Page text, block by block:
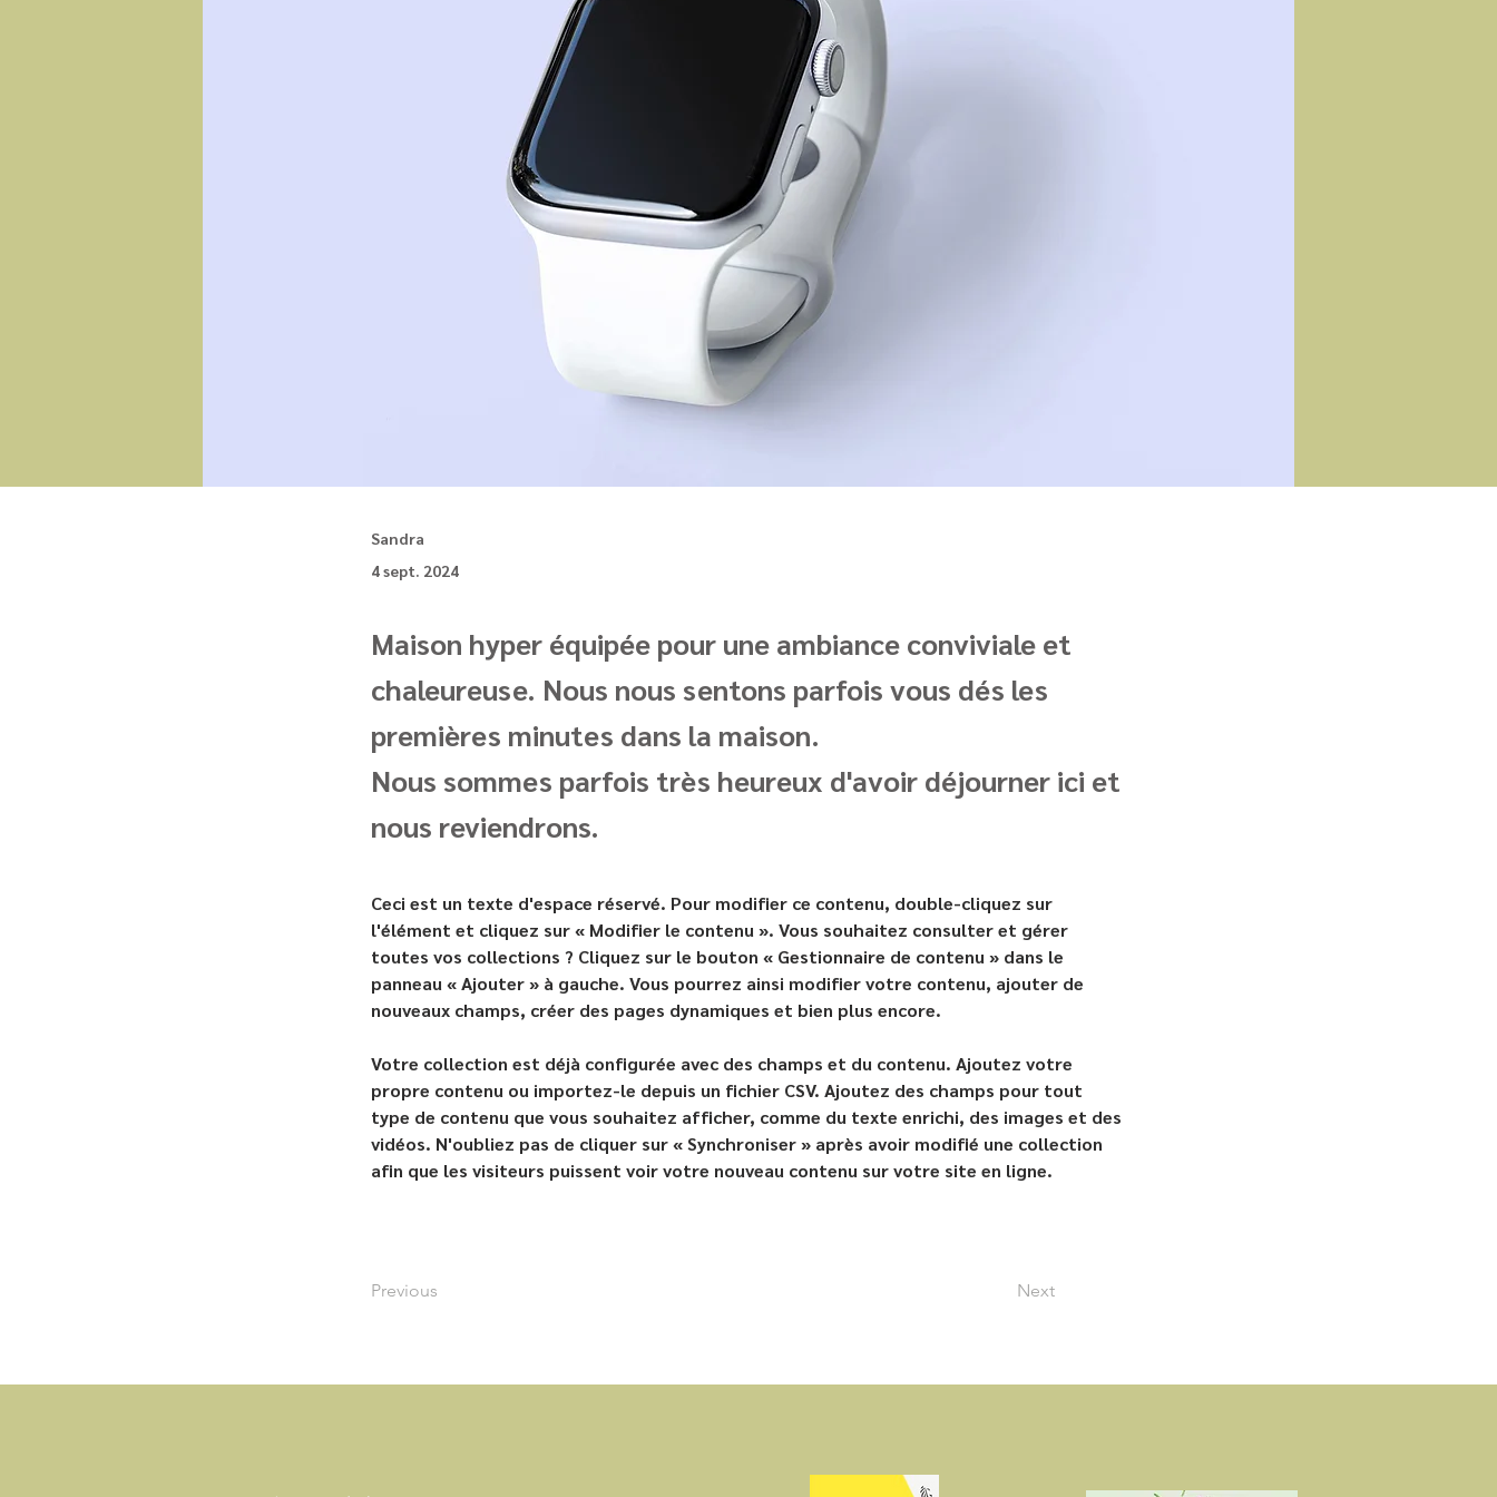
Sandra
4 sept. 2024
Maison hyper équipée pour une ambiance conviviale et
chaleureuse. Nous nous sentons parfois vous dés les
premières minutes dans la maison.
Nous sommes parfois très heureux d'avoir déjourner ici et
nous reviendrons.
Ceci est un texte d'espace réservé. Pour modifier ce contenu, double-cliquez sur
l'élément et cliquez sur « Modifier le contenu ». Vous souhaitez consulter et gérer
toutes vos collections ? Cliquez sur le bouton « Gestionnaire de contenu » dans le
panneau « Ajouter » à gauche. Vous pourrez ainsi modifier votre contenu, ajouter de
nouveaux champs, créer des pages dynamiques et bien plus encore.
Votre collection est déjà configurée avec des champs et du contenu. Ajoutez votre
propre contenu ou importez-le depuis un fichier CSV. Ajoutez des champs pour tout
type de contenu que vous souhaitez afficher, comme du texte enrichi, des images et des
vidéos. N'oubliez pas de cliquer sur « Synchroniser » après avoir modifié une collection
afin que les visiteurs puissent voir votre nouveau contenu sur votre site en ligne.
Previous Next